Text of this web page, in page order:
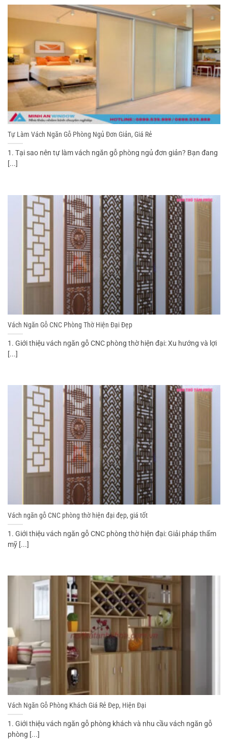
Tự Làm Vách Ngăn Gỗ Phòng Ngủ Đơn Giản, Giá Rẻ
1. Tại sao nên tự làm vách ngăn gỗ phòng ngủ đơn giản? Bạn đang
[...]
Vách Ngăn Gỗ CNC Phòng Thờ Hiện Đại Đẹp
1. Giới thiệu vách ngăn gỗ CNC phòng thờ hiện đại: Xu hướng và lợi
[...]
Vách ngăn gỗ CNC phòng thờ hiện đại đẹp, giá tốt
1. Giới thiệu vách ngăn gỗ CNC phòng thờ hiện đại: Giải pháp thẩm
mỹ [...]
Vách Ngăn Gỗ Phòng Khách Giá Rẻ Đẹp, Hiện Đại
1. Giới thiệu vách ngăn gỗ phòng khách và nhu cầu vách ngăn gỗ
phòng [...]